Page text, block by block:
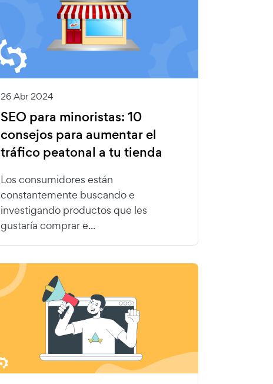
26 Abr 2024
SEO para minoristas: 10
consejos para aumentar el
tráfico peatonal a tu tienda
Los consumidores están
constantemente buscando e
investigando productos que les
gustaría comprar e...